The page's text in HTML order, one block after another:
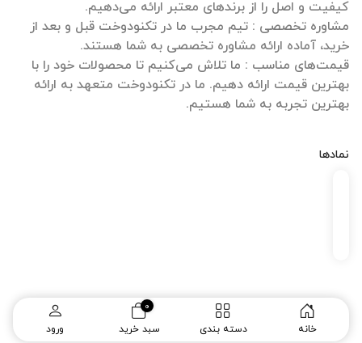
خانه دسته بندی سبد خرید
0
ورود
مشاوره تخصصی : تیم مجرب ما در تکنودوخت قبل و بعد از
قیمت‌های مناسب : ما تلاش می‌کنیم تا محصولات خود را با
بهترین قیمت ارائه دهیم. ما در تکنودوخت متعهد به ارائه
بهترین تجربه به شما هستیم.
نمادها
طراحی سایت سئو سایت